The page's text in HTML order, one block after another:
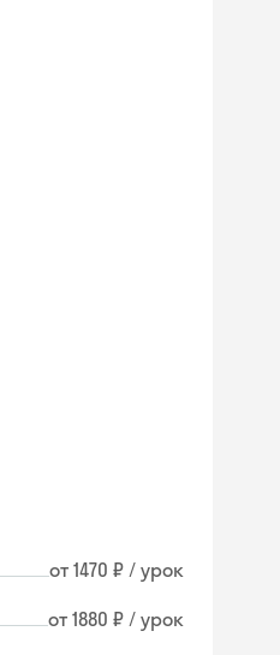
от 1470 ₽ / урок
от 1880 ₽ / урок